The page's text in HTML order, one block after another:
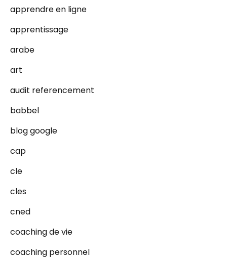
apprendre en ligne
apprentissage
arabe
art
audit referencement
babbel
blog google
cap
cle
cles
cned
coaching de vie
coaching personnel